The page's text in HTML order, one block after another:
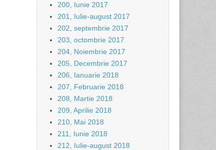
200, Iunie 2017
201, Iulie-august 2017
202, septembrie 2017
203, octombrie 2017
204, Noiembrie 2017
205, Decembrie 2017
206, Ianuarie 2018
207, Februarie 2018
208, Martie 2018
209, Aprilie 2018
210, Mai 2018
211, Iunie 2018
212, Iulie-august 2018